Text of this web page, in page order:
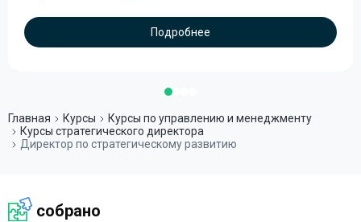
Подробнее
Главная Курсы
Курсы по управлению и менеджменту
Курсы стратегического директора
Директор по стратегическому развитию
собрано